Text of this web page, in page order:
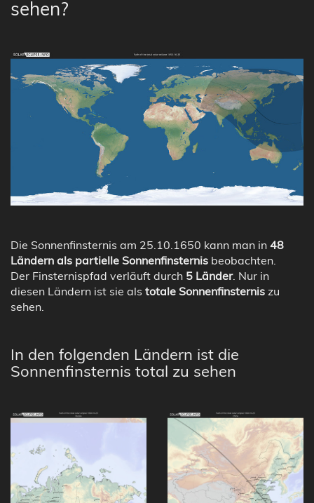
sehen?
Die Sonnenfinsternis am 25.10.1650 kann man in 48
Ländern als partielle Sonnenfinsternis beobachten.
Der Finsternispfad verläuft durch 5 Länder. Nur in
diesen Ländern ist sie als totale Sonnenfinsternis zu
sehen.
In den folgenden Ländern ist die
Sonnenfinsternis total zu sehen